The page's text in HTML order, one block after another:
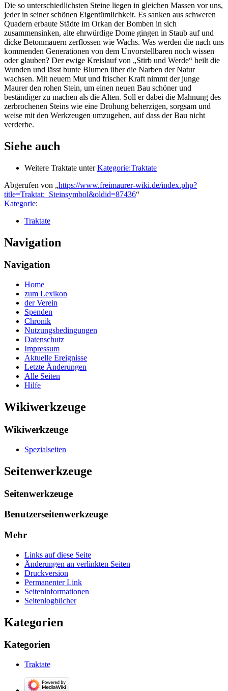
Die so unterschiedlichsten Steine liegen in gleichen Massen vor uns,
jeder in seiner schönen Eigentümlichkeit. Es sanken aus schweren
Quadern erbaute Städte im Orkan der Bomben in sich
zusammensinken, alte ehrwürdige Dome gingen in Staub auf und
dicke Betonmauern zerflossen wie Wachs. Was werden die nach uns
kommenden Generationen von dem Unvorstellbaren noch wissen
oder glauben? Der ewige Kreislauf von „Stirb und Werde“ heilt die
Wunden und lässt bunte Blumen über die Narben der Natur
wachsen. Mit neuem Mut und frischer Kraft nimmt der junge
Maurer den rohen Stein, um einen neuen Bau schöner und
beständiger zu machen als die Alten. Soll er dabei die Mahnung des
zerbrochenen Steins wie eine Drohung beherzigen, sorgsam und
weise mit den Werkzeugen umzugehen, auf dass der Bau nicht
verderbe.
Siehe auch
Weitere Traktate unterKategorie:Traktate
Abgerufen von „https://www.freimaurer-wiki.de/index.php?
title=Traktat:_Steinsymbol&oldid=87436“
Kategorie:
Traktate
Navigation
Navigation
Home
zum Lexikon
der Verein
Spenden
Chronik
Nutzungsbedingungen
Datenschutz
Impressum
Aktuelle Ereignisse
Letzte Änderungen
Alle Seiten
Hilfe
Wikiwerkzeuge
Wikiwerkzeuge
Spezialseiten
Seitenwerkzeuge
Seitenwerkzeuge
Benutzerseitenwerkzeuge
Mehr
Links auf diese Seite
Änderungen an verlinkten Seiten
Druckversion
Permanenter Link
Seiten­­informationen
Seitenlogbücher
Kategorien
Kategorien
Traktate